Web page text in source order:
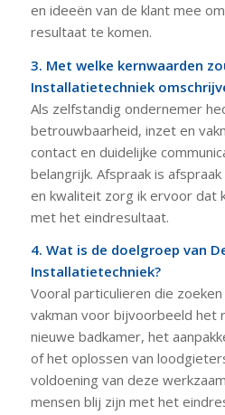
en ideeën van de klant mee
resultaat te komen.
3. Met welke kernwaarden
Installatietechniek
Als zelfstandig ondernemer
betrouwbaarheid, inzet en
contact en duidelijke
belangrijk. Afspraak is
en kwaliteit zorg ik ervoor dat
met het eindresultaat.
4. Wat is de doelgroep van
Installatietechniek?
Vooral particulieren die
vakman voor bijvoorbeeld het
nieuwe badkamer, het
of het oplossen van
voldoening van deze
mensen blij zijn met het